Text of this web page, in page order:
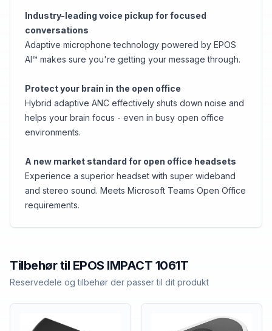
Industry-leading voice pickup for focused
conversations
Adaptive microphone technology powered by EPOS
AI™ makes sure you're getting your message through.
Protect your brain in the open office
Hybrid adaptive ANC effectively shuts down noise and
helps your brain focus - even in busy open office
environments.
A new market standard for open office headsets
Experience a superior headset with super wideband
and stereo sound. Meets Microsoft Teams Open Office
requirements.
Tilbehør til EPOS IMPACT 1061T
Reservedele og tilbehør der passer til dit produkt